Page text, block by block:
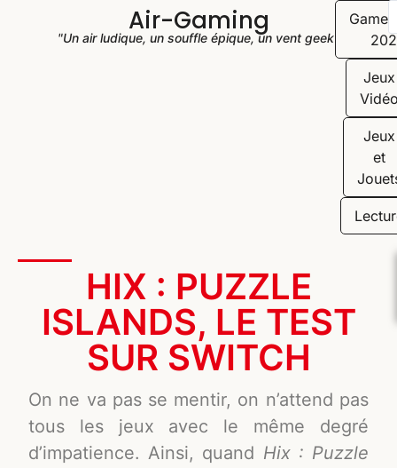
Air-Gaming
"Un air ludique, un souffle épique, un vent geek"
Jeux
Jeux
et
HIX : PUZZLE
ISLANDS, LE TEST
SUR SWITCH
On ne va pas se mentir, on n’attend pas
tous les jeux avec le même degré
d’impatience. Ainsi, quand Hix : Puzzle